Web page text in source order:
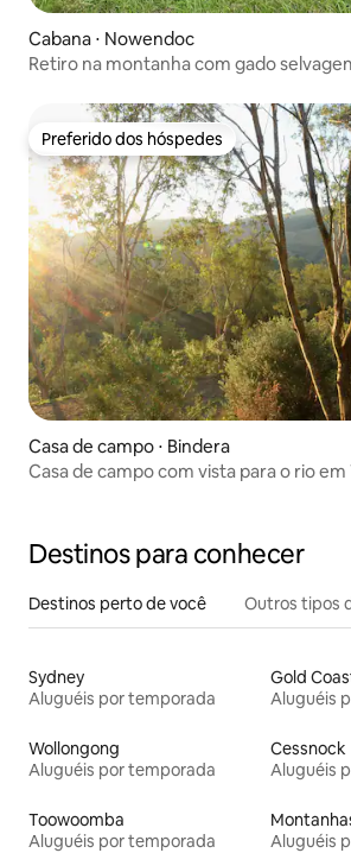
Cabana ⋅ Nowendoc
Retiro na montanha com gado
Preferido dos hóspedes
Preferido dos hóspedes
Casa de campo ⋅ Bindera
Casa de campo com vista para o rio em
Destinos para conhecer
Destinos perto de você Outros tipos
Sydney
Aluguéis por temporada
Gold
Aluguéis
Wollongong
Aluguéis por temporada
Cessnock
Aluguéis
Toowoomba
Aluguéis por temporada
Aluguéis